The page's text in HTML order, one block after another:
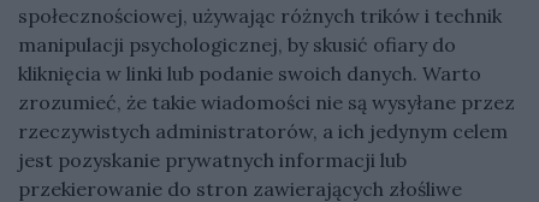
społecznościowej, używając różnych trików i technik
manipulacji psychologicznej, by skusić ofiary do
kliknięcia w linki lub podanie swoich danych. Warto
zrozumieć, że takie wiadomości nie są wysyłane przez
rzeczywistych administratorów, a ich jedynym celem
jest pozyskanie prywatnych informacji lub
przekierowanie do stron zawierających złośliwe